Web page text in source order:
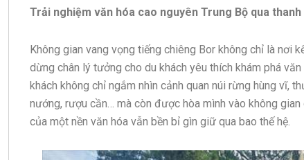
Trải nghiệm văn hóa cao nguyên Trung Bộ qua
Không gian vang vọng tiếng chiêng Bor không chỉ là nơi
dừng chân lý tưởng cho du khách yêu thích khám phá
khách không chỉ ngắm nhìn cảnh quan núi rừng hùng vĩ,
nướng, rượu cần… mà còn được hòa mình vào không
của một nền văn hóa vẫn bền bỉ gìn giữ qua bao thế hệ.